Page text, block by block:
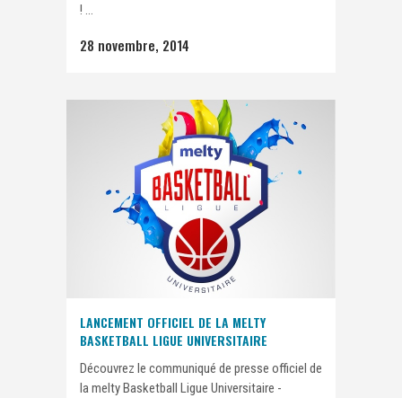
! ...
28 novembre, 2014
LANCEMENT OFFICIEL DE LA MELTY
BASKETBALL LIGUE UNIVERSITAIRE
Découvrez le communiqué de presse officiel de
la melty Basketball Ligue Universitaire -